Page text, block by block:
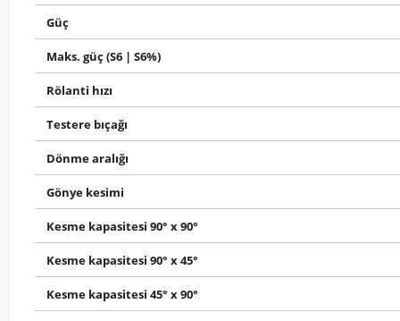
Güç
Maks.güç (S6 | S6%)
Rölanti hızı
Testere bıçağı
Dönme aralığı
Gönye kesimi
Kesme kapasitesi 90° x 90°
Kesme kapasitesi 90° x 45°
Kesme kapasitesi 45° x 90°